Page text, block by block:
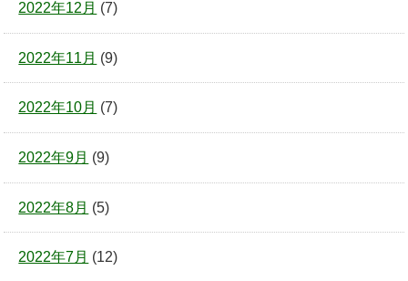
2022年12月 (7)
2022年11月 (9)
2022年10月 (7)
2022年9月 (9)
2022年8月 (5)
2022年7月 (12)